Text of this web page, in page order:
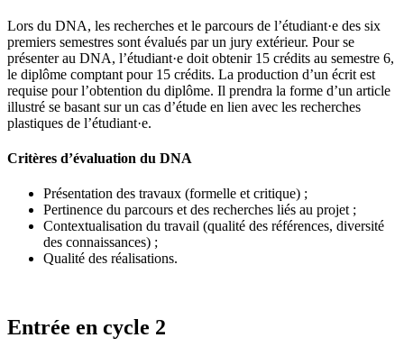
Lors du DNA, les recherches et le parcours de l’étudiant·e des six
premiers semestres sont évalués par un jury extérieur. Pour se
présenter au DNA, l’étudiant·e doit obtenir 15 crédits au semestre 6,
le diplôme comptant pour 15 crédits. La production d’un écrit est
requise pour l’obtention du diplôme. Il prendra la forme d’un article
illustré se basant sur un cas d’étude en lien avec les recherches
plastiques de l’étudiant·e.
Critères d’évaluation du DNA
Présentation des travaux (formelle et critique) ;
Pertinence du parcours et des recherches liés au projet ;
Contextualisation du travail (qualité des références, diversité
des connaissances) ;
Qualité des réalisations.
Entrée en cycle 2